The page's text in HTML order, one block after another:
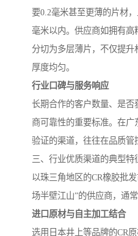
要0.2毫米甚至更薄的片材
毫米以内。供应商如拥有
分切为多层薄片，不仅提
厚度均匀。
行业口碑与服务响应
长期合作的客户数量、是
商可靠性的重要标准。在
验证的渠道，往往在品质管
三、行业优质渠道的典型特
以珠三角地区的CR橡胶批
场半壁江山”的供应商，通
进口原材与自主加工结合
选用日本井上等品牌的CR